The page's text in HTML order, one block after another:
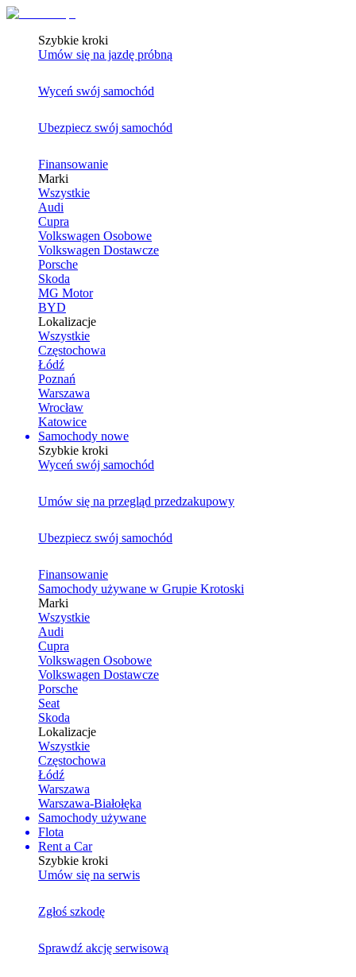
Szybkie kroki
Umów się na jazdę próbną
Wyceń swój samochód
Ubezpiecz swój samochód
Finansowanie
Marki
Wszystkie
Audi
Cupra
Volkswagen Osobowe
Volkswagen Dostawcze
Porsche
Skoda
MG Motor
BYD
Lokalizacje
Wszystkie
Częstochowa
Łódź
Poznań
Warszawa
Wrocław
Katowice
Samochody nowe
Szybkie kroki
Wyceń swój samochód
Umów się na przegląd przedzakupowy
Ubezpiecz swój samochód
Finansowanie
Samochody używane w Grupie Krotoski
Marki
Wszystkie
Audi
Cupra
Volkswagen Osobowe
Volkswagen Dostawcze
Porsche
Seat
Skoda
Lokalizacje
Wszystkie
Częstochowa
Łódź
Warszawa
Warszawa-Białołęka
Samochody używane
Flota
Rent a Car
Szybkie kroki
Umów się na serwis
Zgłoś szkodę
Sprawdź akcję serwisową